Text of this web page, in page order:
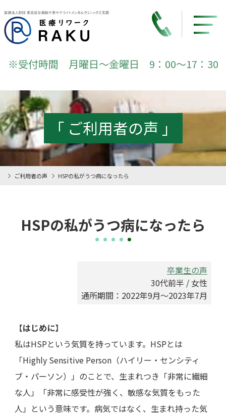
※受付時間 月曜日～金曜日 9：00～17：30
「 ご利用者の声 」
ご利用者の声 HSPの私がうつ病になったら
HSPの私がうつ病になったら
卒業生の声
30代前半 / 女性
通所期間：2022年9月～2023年7月
【はじめに】
私はHSPという気質を持っています。HSPとは
「Highly Sensitive Person（ハイリー・センシティ
ブ・パーソン）」のことで、生まれつき「非常に繊細
な人」「非常に感受性が強く、敏感な気質をもった
人」という意味です。病気ではなく、生まれ持った気